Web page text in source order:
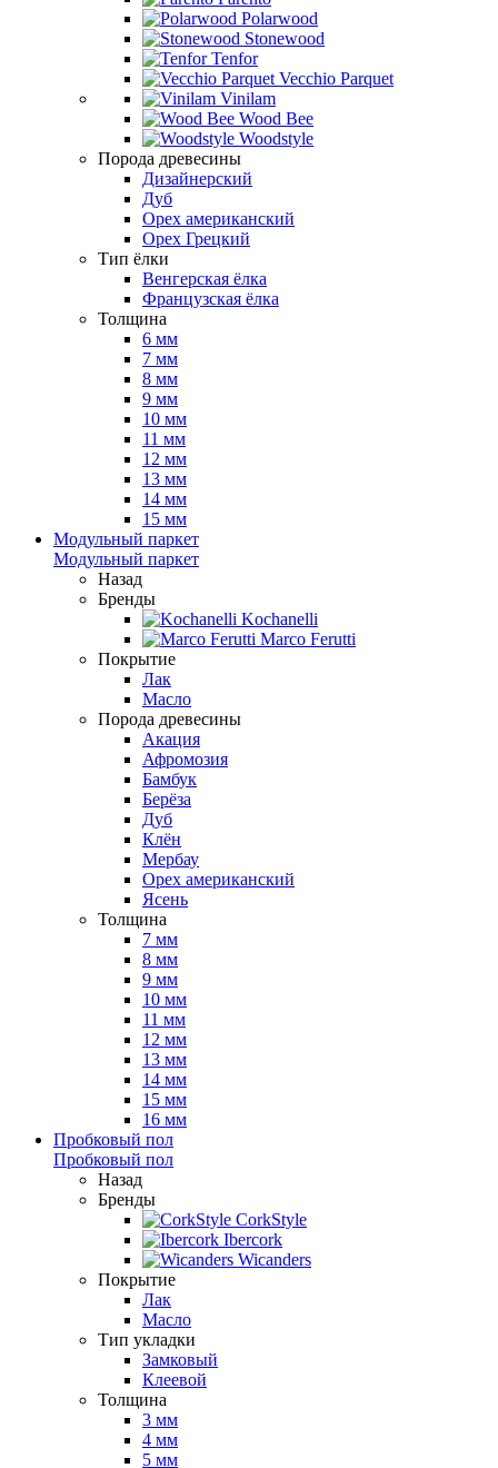
Polarwood
Stonewood
Tenfor
Vecchio Parquet
Vinilam
Wood Bee
Woodstyle
Порода древесины
Дизайнерский
Дуб
Орех американский
Орех Грецкий
Тип ёлки
Венгерская ёлка
Французская ёлка
Толщина
6 мм
7 мм
8 мм
9 мм
10 мм
11 мм
12 мм
13 мм
14 мм
15 мм
Модульный паркет
Модульный паркет
Назад
Бренды
Kochanelli
Marco Ferutti
Покрытие
Лак
Масло
Порода древесины
Акация
Афромозия
Бамбук
Берёза
Дуб
Клён
Мербау
Орех американский
Ясень
Толщина
7 мм
8 мм
9 мм
10 мм
11 мм
12 мм
13 мм
14 мм
15 мм
16 мм
Пробковый пол
Пробковый пол
Назад
Бренды
CorkStyle
Ibercork
Wicanders
Покрытие
Лак
Масло
Тип укладки
Замковый
Клеевой
Толщина
3 мм
4 мм
5 мм